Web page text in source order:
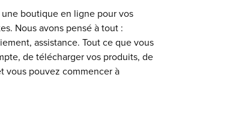
boutique en ligne pour vos
Nous avons pensé à tout :
assistance. Tout ce que vous
de télécharger vos produits, de
vous pouvez commencer à